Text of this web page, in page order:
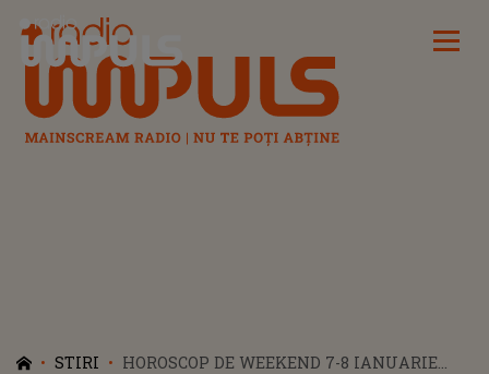
Radio Impuls
STIRI
HOROSCOP DE WEEKEND 7-8 IANUARIE